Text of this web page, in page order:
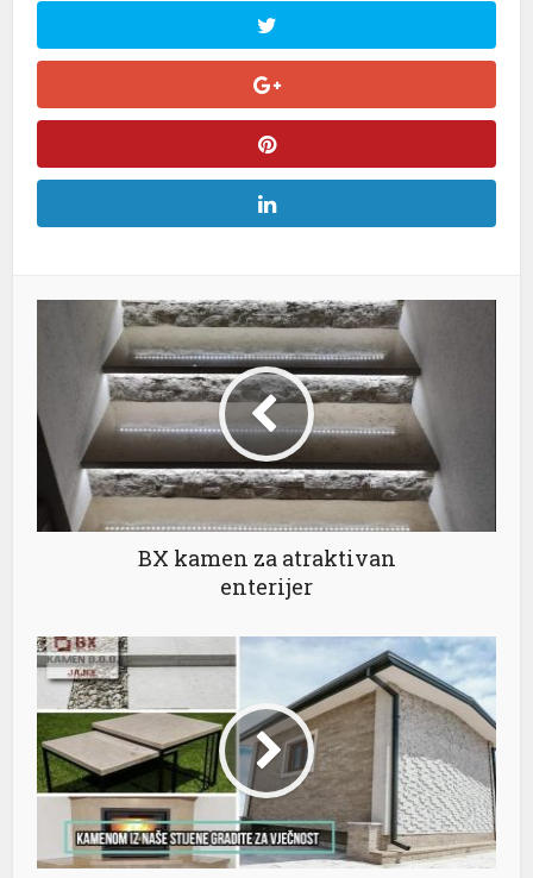
BX kamen za atraktivan
enterijer